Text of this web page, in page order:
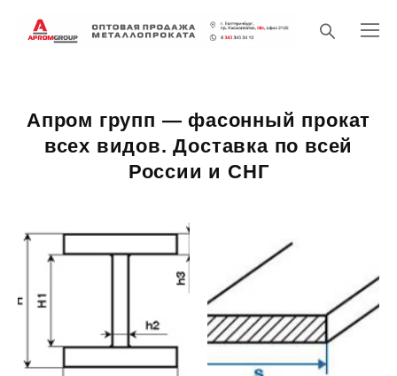
Апром групп — фасонный прокат
всех видов. Доставка по всей
России и СНГ